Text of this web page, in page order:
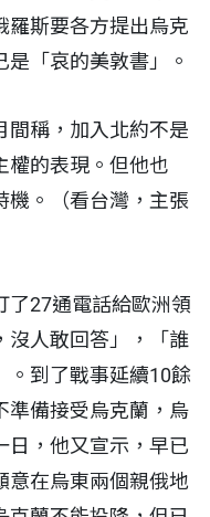
羅斯要各方提出烏克
「哀的美敦書」。
間稱，加入北約不是
權的表現。但他也
機。（看台灣，主張
了27通電話給歐洲領
沒人敢回答」，「誰
。到了戰事延續10餘
準備接受烏克蘭，烏
日，他又宣示，早已
意在烏東兩個親俄地